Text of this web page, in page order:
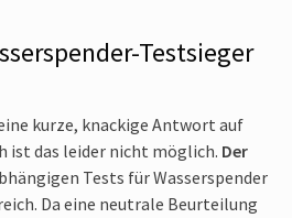
Testsieger
kurze, knackige Antwort auf
ist das leider nicht möglich. Der
Tests für Wasserspender
Da eine neutrale Beurteilung